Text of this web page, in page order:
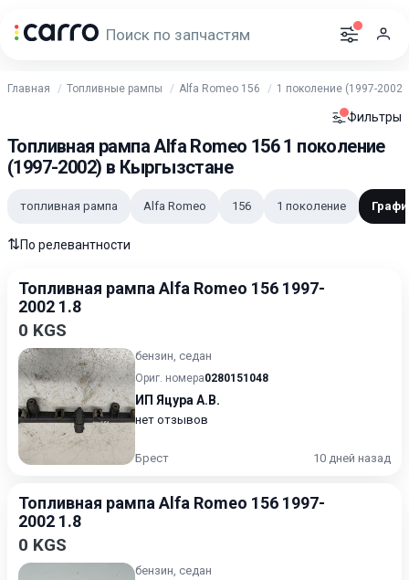
Главная Топливные рампы Alfa Romeo 156 1 поколение (1997-2002)
Фильтры
Топливная рампа Alfa Romeo 156 1 поколение
(1997-2002) в Кыргызстане
топливная рампа Alfa Romeo 156 1 поколение
⇅По релевантности
Топливная рампа Alfa Romeo 156 1997-
2002 1.8
0 KGS
бензин, седан
Ориг. номера0280151048
ИП Яцура А.В.
нет отзывов
Брест 10 дней назад
Топливная рампа Alfa Romeo 156 1997-
2002 1.8
0 KGS
бензин, седан